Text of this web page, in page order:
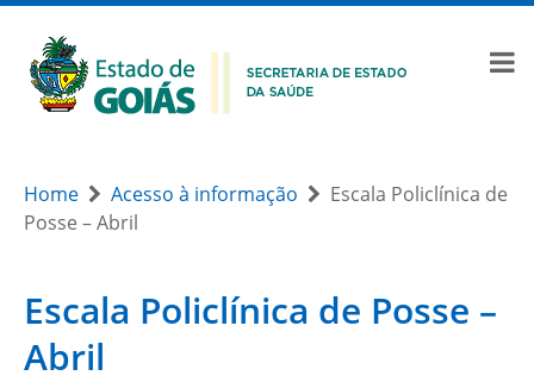
Home Acesso à informação
Escala Policlínica de
Posse – Abril
Escala Policlínica de Posse –
Abril